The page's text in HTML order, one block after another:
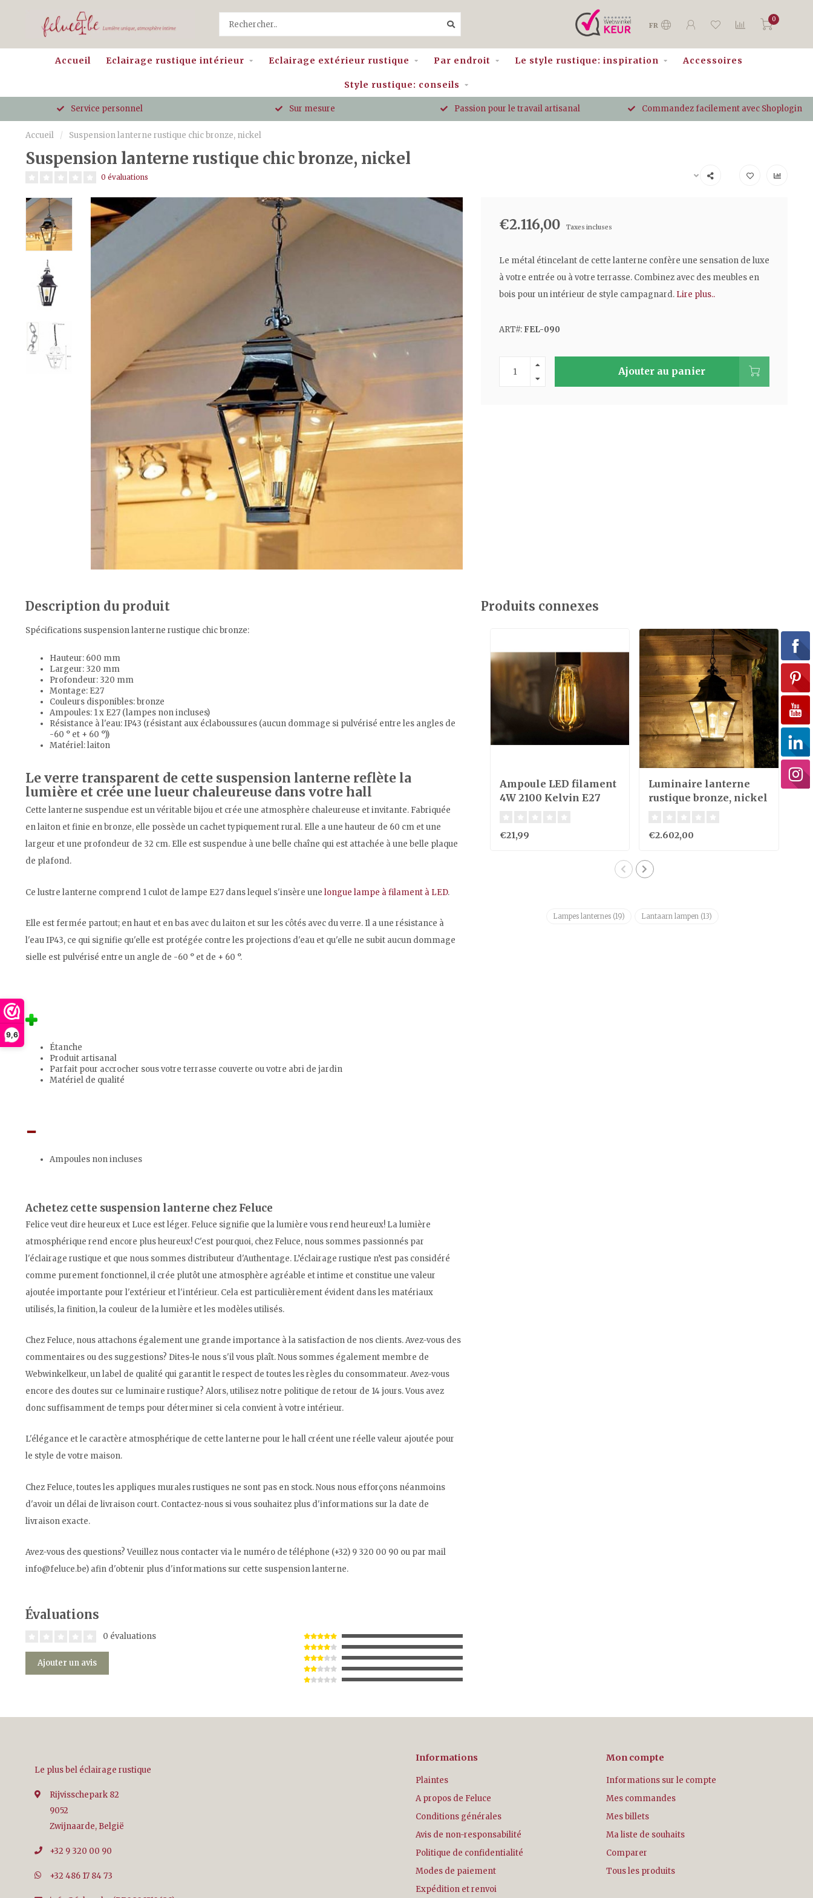
9,6
FR
0
Accueil Eclairage rustique intérieur Eclairage extérieur rustique Par endroit Le style rustique: inspiration Accessoires
Style rustique: conseils
Service personnel Sur mesure Passion pour le travail artisanal Commandez facilement avec Shoplogin
Accueil / Suspension lanterne rustique chic bronze, nickel
Suspension lanterne rustique chic bronze, nickel
0 évaluations
€2.116,00 Taxes incluses
Le métal étincelant de cette lanterne confère une sensation de luxe
à votre entrée ou à votre terrasse. Combinez avec des meubles en
bois pour un intérieur de style campagnard. Lire plus..
ART#: FEL-090
Ajouter au panier
Description du produit
Spécifications suspension lanterne rustique chic bronze:
Hauteur: 600 mm
Largeur: 320 mm
Profondeur: 320 mm
Montage: E27
Couleurs disponibles: bronze
Ampoules: 1 x E27 (lampes non incluses)
Résistance à l'eau: IP43 (résistant aux éclaboussures (aucun dommage si pulvérisé entre les angles de
-60 ° et + 60 °))
Matériel: laiton
Le verre transparent de cette suspension lanterne reflète la
lumière et crée une lueur chaleureuse dans votre hall
Cette lanterne suspendue est un véritable bijou et crée une atmosphère chaleureuse et invitante. Fabriquée
en laiton et finie en bronze, elle possède un cachet typiquement rural. Elle a une hauteur de 60 cm et une
largeur et une profondeur de 32 cm. Elle est suspendue à une belle chaîne qui est attachée à une belle plaque
de plafond.
Ce lustre lanterne comprend 1 culot de lampe E27 dans lequel s'insère une longue lampe à filament à LED.
Elle est fermée partout; en haut et en bas avec du laiton et sur les côtés avec du verre. Il a une résistance à
l'eau IP43, ce qui signifie qu'elle est protégée contre les projections d'eau et qu'elle ne subit aucun dommage
sielle est pulvérisé entre un angle de -60 ° et de + 60 °.
Étanche
Produit artisanal
Parfait pour accrocher sous votre terrasse couverte ou votre abri de jardin
Matériel de qualité
Ampoules non incluses
Achetez cette suspension lanterne chez Feluce
Felice veut dire heureux et Luce est léger. Feluce signifie que la lumière vous rend heureux! La lumière
atmosphérique rend encore plus heureux! C'est pourquoi, chez Feluce, nous sommes passionnés par
l'éclairage rustique et que nous sommes distributeur d'Authentage. L’éclairage rustique n’est pas considéré
comme purement fonctionnel, il crée plutôt une atmosphère agréable et intime et constitue une valeur
ajoutée importante pour l'extérieur et l'intérieur. Cela est particulièrement évident dans les matériaux
utilisés, la finition, la couleur de la lumière et les modèles utilisés.
Chez Feluce, nous attachons également une grande importance à la satisfaction de nos clients. Avez-vous des
commentaires ou des suggestions? Dites-le nous s'il vous plaît. Nous sommes également membre de
Webwinkelkeur, un label de qualité qui garantit le respect de toutes les règles du consommateur. Avez-vous
encore des doutes sur ce luminaire rustique? Alors, utilisez notre politique de retour de 14 jours. Vous avez
donc suffisamment de temps pour déterminer si cela convient à votre intérieur.
L'élégance et le caractère atmosphérique de cette lanterne pour le hall créent une réelle valeur ajoutée pour
le style de votre maison.
Chez Feluce, toutes les appliques murales rustiques ne sont pas en stock. Nous nous efforçons néanmoins
d'avoir un délai de livraison court. Contactez-nous si vous souhaitez plus d'informations sur la date de
livraison exacte.
Avez-vous des questions? Veuillez nous contacter via le numéro de téléphone (+32) 9 320 00 90 ou par mail
info@feluce.be) afin d'obtenir plus d'informations sur cette suspension lanterne.
Évaluations
0 évaluations
Ajouter un avis
Produits connexes
Ampoule LED filament
4W 2100 Kelvin E27
€21,99
Luminaire lanterne
rustique bronze, nickel
€2.602,00
Lampes lanternes (19) Lantaarn lampen (13)
Le plus bel éclairage rustique
Rijvisschepark 82
9052
Zwijnaarde, België
+32 9 320 00 90
+32 486 17 84 73
Informations
Plaintes
A propos de Feluce
Conditions générales
Avis de non-responsabilité
Politique de confidentialité
Modes de paiement
Expédition et renvoi
Mon compte
Informations sur le compte
Mes commandes
Mes billets
Ma liste de souhaits
Comparer
Tous les produits